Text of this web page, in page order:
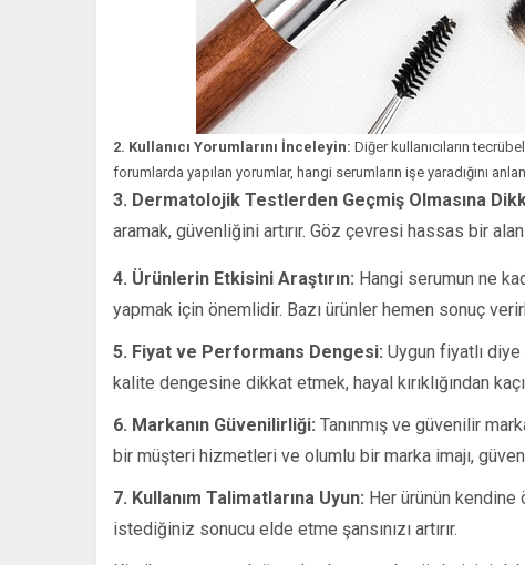
2. Kullanıcı Yorumlarını İnceleyin: Diğer kullanıcıların
forumlarda yapılan yorumlar, hangi serumların işe yaradığını
3. Dermatolojik Testlerden Geçmiş Olmasına
aramak, güvenliğini artırır. Göz çevresi hassas bir
4. Ürünlerin Etkisini Araştırın: Hangi serumun ne
yapmak için önemlidir. Bazı ürünler hemen sonuç
5. Fiyat ve Performans Dengesi: Uygun fiyatlı
kalite dengesine dikkat etmek, hayal kırıklığından
6. Markanın Güvenilirliği: Tanınmış ve güvenilir
bir müşteri hizmetleri ve olumlu bir marka imajı, güven
7. Kullanım Talimatlarına Uyun: Her ürünün kendine
istediğiniz sonucu elde etme şansınızı artırır.